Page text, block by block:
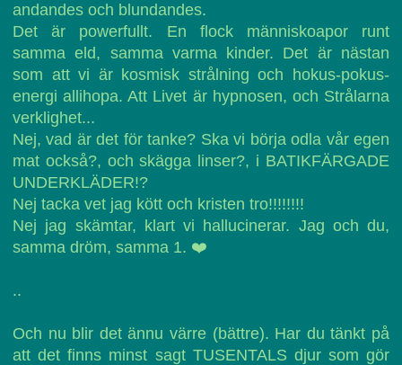
andandes och blundandes.
Det är powerfullt. En flock människoapor runt
samma eld, samma varma kinder. Det är nästan
som att vi är kosmisk strålning och hokus-pokus-
energi allihopa. Att Livet är hypnosen, och Strålarna
verklighet...
Nej, vad är det för tanke? Ska vi börja odla vår egen
mat också?, och skägga linser?, i BATIKFÄRGADE
UNDERKLÄDER!?
Nej tacka vet jag kött och kristen tro!!!!!!!!
Nej jag skämtar, klart vi hallucinerar. Jag och du,
samma dröm, samma 1. ❤️
..
Och nu blir det ännu värre (bättre). Har du tänkt på
att det finns minst sagt TUSENTALS djur som gör